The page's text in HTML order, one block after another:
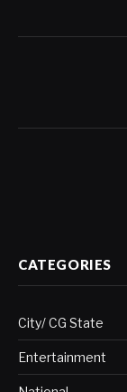
CATEGORIES
City/ CG State
Entertainment